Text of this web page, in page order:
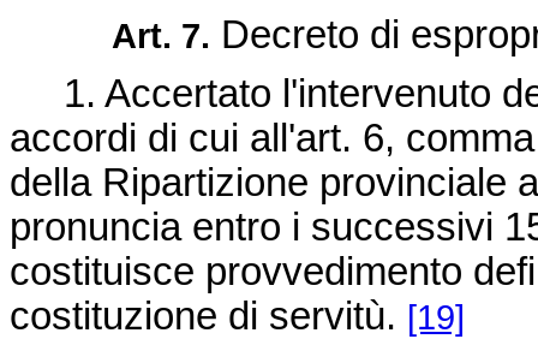
Art. 7. Decreto di
1. Accertato l'intervenuto
accordi di cui all'art. 6,
della Ripartizione provinciale
pronuncia entro i successivi
costituisce provvedimento
costituzione di servitù. [19]